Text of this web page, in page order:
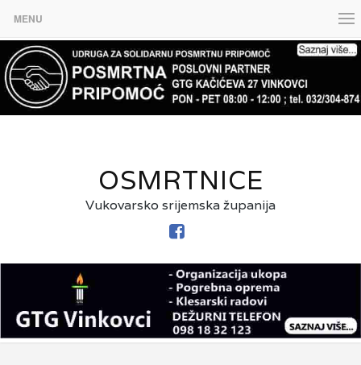
MENU
OSMRTNICE
Vukovarsko srijemska županija